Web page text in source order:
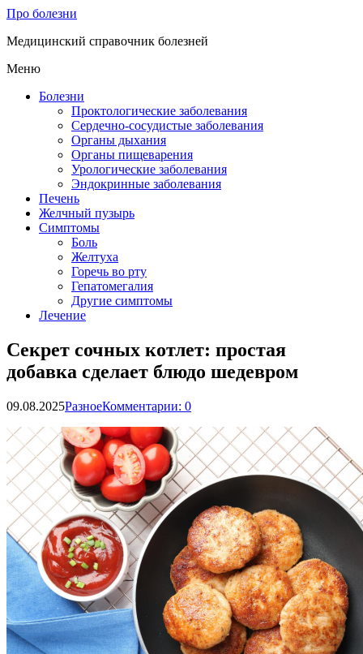
Про болезни
Медицинский справочник болезней
Меню
Болезни
Проктологические заболевания
Сердечно-сосудистые заболевания
Органы дыхания
Органы пищеварения
Урологические заболевания
Эндокринные заболевания
Печень
Желчный пузырь
Симптомы
Боль
Желтуха
Горечь во рту
Гепатомегалия
Другие симптомы
Лечение
Секрет сочных котлет: простая
добавка сделает блюдо шедевром
09.08.2025РазноеКомментарии: 0